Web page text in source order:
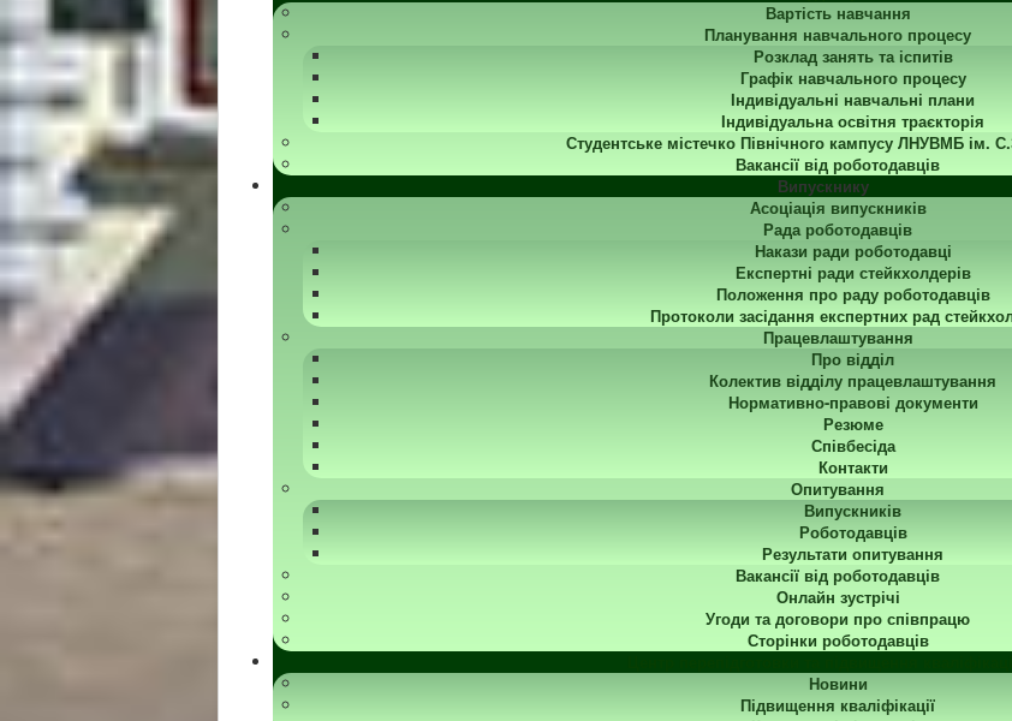
Вартість навчання
Планування навчального процесу
Розклад занять та іспитів
Графік навчального процесу
Індивідуальні навчальні плани
Індивідуальна освітня траєкторія
Студентське містечко Північного кампусу ЛНУВМБ ім.
Вакансії від роботодавців
Випускнику
Асоціація випускників
Рада роботодавців
Накази ради роботодавці
Експертні ради стейкхолдерів
Положення про раду роботодавців
Протоколи засідання експертних рад
Працевлаштування
Про відділ
Колектив відділу працевлаштування
Нормативно-правові документи
Резюме
Співбесіда
Контакти
Опитування
Випускників
Роботодавців
Результати опитування
Вакансії від роботодавців
Онлайн зустрічі
Угоди та договори про співпрацю
Сторінки роботодавців
Новини
Підвищення кваліфікації